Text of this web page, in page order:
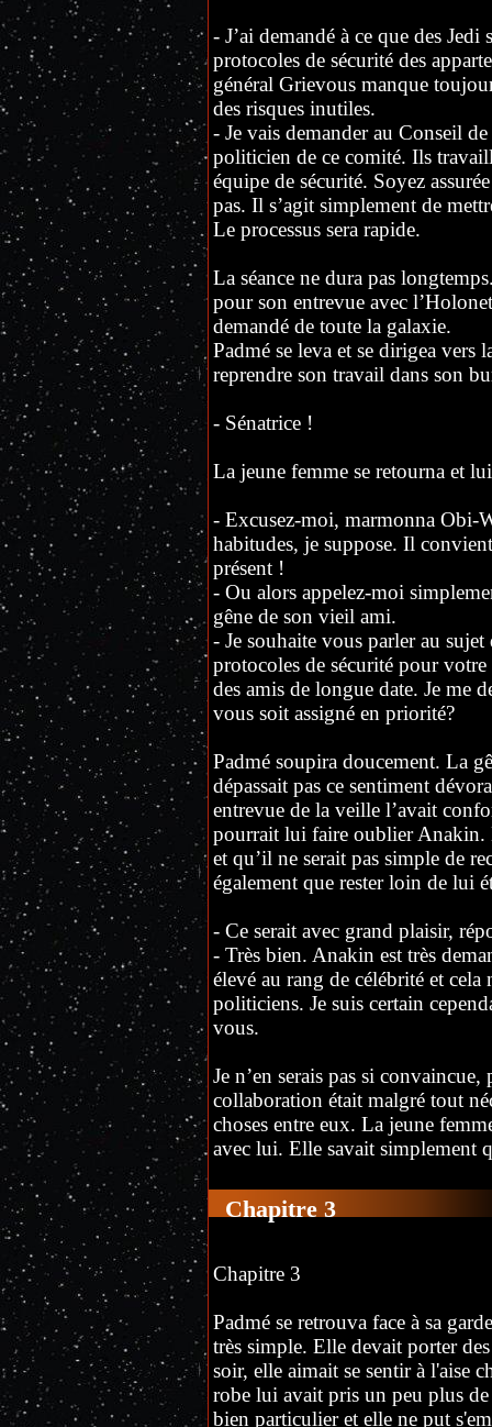
- J’ai demandé à ce que des
protocoles de sécurité des
général Grievous manque
des risques inutiles.
- Je vais demander au Conseil
politicien de ce comité. Ils
équipe de sécurité. Soyez
pas. Il s’agit simplement de
Le processus sera rapide.
La séance ne dura pas
pour son entrevue avec
demandé de toute la galaxie.
Padmé se leva et se dirigea vers
reprendre son travail dans son
- Sénatrice !
La jeune femme se retourna et
- Excusez-moi, marmonna Obi-
habitudes, je suppose. Il
présent !
- Ou alors appelez-moi
gêne de son vieil ami.
- Je souhaite vous parler au
protocoles de sécurité pour
des amis de longue date. Je me
vous soit assigné en priorité?
Padmé soupira doucement. La
dépassait pas ce sentiment
entrevue de la veille l’avait
pourrait lui faire oublier Anakin.
et qu’il ne serait pas simple de
également que rester loin de lui
- Ce serait avec grand plaisir,
- Très bien. Anakin est très
élevé au rang de célébrité et cela
politiciens. Je suis certain
vous.
Je n’en serais pas si
collaboration était malgré tout
choses entre eux. La jeune
avec lui. Elle savait simplement
Chapitre 3
Chapitre 3
Padmé se retrouva face à sa
très simple. Elle devait porter
soir, elle aimait se sentir à l'aise
robe lui avait pris un peu plus
bien particulier et elle ne put